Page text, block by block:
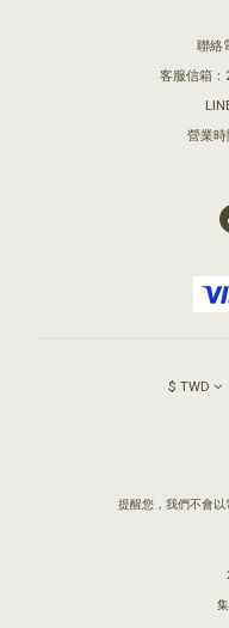
聯絡
客服信箱
營業
$ TWD
提醒您，我們不會以